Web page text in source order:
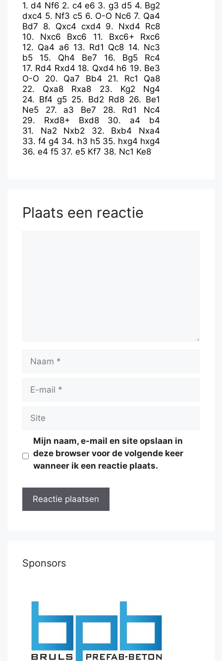
1.d4 Nf6 2. c4 e6 3. g3 d5 4. Bg2
dxc4 5. Nf3 c5 6. O-O Nc6 7. Qa4
Bd7 8. Qxc4 cxd4 9. Nxd4 Rc8
10. Nxc6 Bxc6 11. Bxc6+
Rxc6
12. Qa4 a6 13. Rd1 Qc8 14. Nc3
b5
15. Qh4 Be7 16. Bg5
Rc4
17. Rd4 Rxd4 18. Qxd4 h6 19. Be3
O-O
20. Qa7 Bb4 21. Rc1
Qa8
22. Qxa8 Rxa8 23. Kg2
Ng4
24. Bf4 g5 25. Bd2 Rd8 26. Be1
Ne5
27. a3 Be7 28. Rd1
Nc4
29. Rxd8+ Bxd8 30. a4
b4
31. Na2 Nxb2 32. Bxb4
Nxa4
33.f4 g4 34. h3 h5 35. hxg4 hxg4
36. e4 f5 37. e5 Kf7 38. Nc1 Ke8
Plaats een reactie
Naam
Site
Mijn naam, e-mail en site opslaan in
deze browser voor de volgende keer
wanneer ik een reactie plaats.
Sponsors